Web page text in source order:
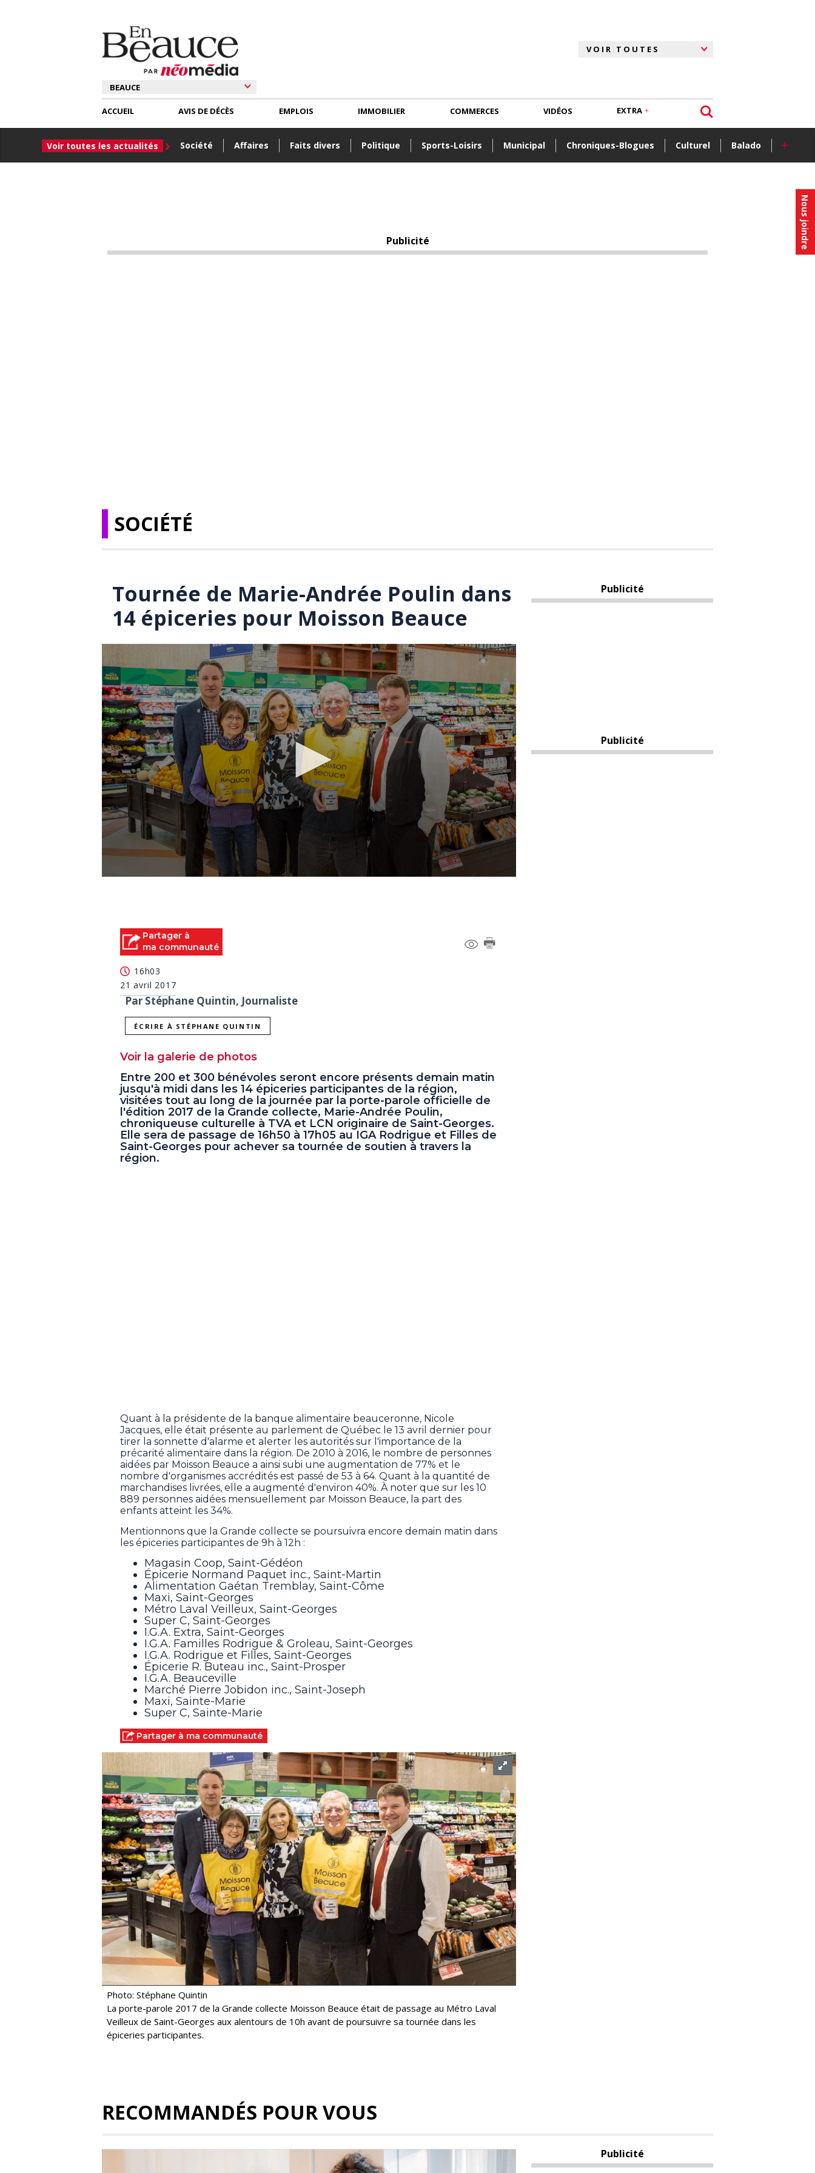
Nous joindre
ACCUEIL
Voir toutes les actualités Société Affaires Faits divers Politique Sports-Loisirs Municipal Chroniques-Blogues Culturel Balado +
AVIS DE DÉCÈS EMPLOIS IMMOBILIER COMMERCES VIDÉOS EXTRA
Publicité
SOCIÉTÉ
Tournée de Marie-Andrée Poulin dans
14 épiceries pour Moisson Beauce
90%
Partager à
ma communauté
16h03
21 avril 2017
Par Stéphane Quintin, Journaliste
ÉCRIRE À STÉPHANE QUINTIN
Voir la galerie de photos
Entre 200 et 300 bénévoles seront encore présents demain matin
jusqu'à midi dans les 14 épiceries participantes de la région,
visitées tout au long de la journée par la porte-parole officielle de
l'édition 2017 de la Grande collecte, Marie-Andrée Poulin,
chroniqueuse culturelle à TVA et LCN originaire de Saint-Georges.
Elle sera de passage de 16h50 à 17h05 au IGA Rodrigue et Filles de
Saint-Georges pour achever sa tournée de soutien à travers la
région.
Quant à la présidente de la banque alimentaire beauceronne, Nicole
Jacques, elle était présente au parlement de Québec le 13 avril dernier pour
tirer la sonnette d'alarme et alerter les autorités sur l'importance de la
précarité alimentaire dans la région. De 2010 à 2016, le nombre de personnes
aidées par Moisson Beauce a ainsi subi une augmentation de 77% et le
nombre d'organismes accrédités est passé de 53 à 64. Quant à la quantité de
marchandises livrées, elle a augmenté d'environ 40%. À noter que sur les 10
889 personnes aidées mensuellement par Moisson Beauce, la part des
enfants atteint les 34%.
Mentionnons que la Grande collecte se poursuivra encore demain matin dans
les épiceries participantes de 9h à 12h :
Magasin Coop, Saint-Gédéon
Épicerie Normand Paquet inc., Saint-Martin
Alimentation Gaétan Tremblay, Saint-Côme
Maxi, Saint-Georges
Métro Laval Veilleux, Saint-Georges
Super C, Saint-Georges
I.G.A. Extra, Saint-Georges
I.G.A. Familles Rodrigue & Groleau, Saint-Georges
I.G.A. Rodrigue et Filles, Saint-Georges
Épicerie R. Buteau inc., Saint-Prosper
I.G.A. Beauceville
Marché Pierre Jobidon inc., Saint-Joseph
Maxi, Sainte-Marie
Super C, Sainte-Marie
Partager à ma communauté
Photo: Stéphane Quintin
La porte-parole 2017 de la Grande collecte Moisson Beauce était de passage au Métro Laval
Veilleux de Saint-Georges aux alentours de 10h avant de poursuivre sa tournée dans les
épiceries participantes.
Publicité
Publicité
RECOMMANDÉS POUR VOUS
Publicité